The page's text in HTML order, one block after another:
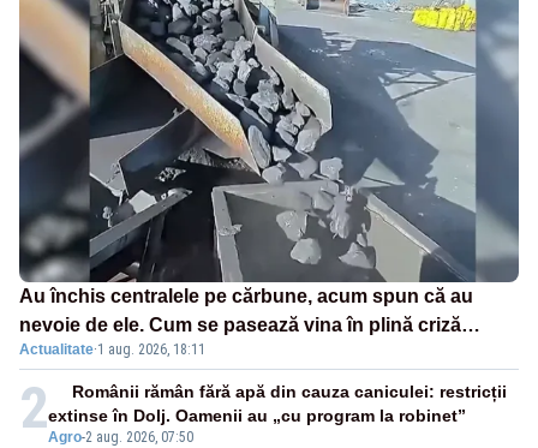
Au închis centralele pe cărbune, acum spun că au
nevoie de ele. Cum se pasează vina în plină criză
energetică
Actualitate·1 aug. 2026, 18:11
2Agro-2 aug. 2026, 07:50
Românii rămân fără apă din cauza caniculei: restricții
extinse în Dolj. Oamenii au „cu program la robinet”